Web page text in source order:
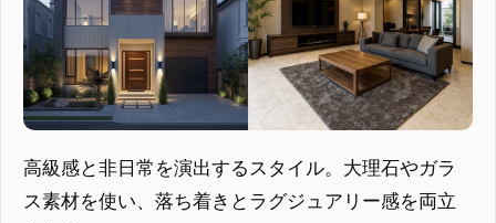
高級感と非日常を演出するスタイル。大理石やガラ
ス素材を使い、落ち着きとラグジュアリー感を両立